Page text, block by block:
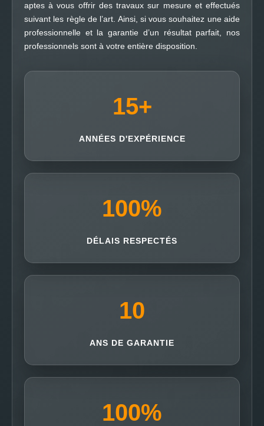
aptes à vous offrir des travaux sur mesure et effectués
suivant les règle de l’art. Ainsi, si vous souhaitez une aide
professionnelle et la garantie d’un résultat parfait, nos
professionnels sont à votre entière disposition.
15+
ANNÉES D'EXPÉRIENCE
100%
DÉLAIS RESPECTÉS
10
ANS DE GARANTIE
100%